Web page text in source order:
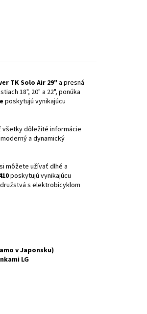
TK Solo Air 29"a presná
18", 20" a 22", ponúka
poskytujú vynikajúcu
všetky dôležité informácie
moderný a dynamický
si môžete užívať dlhé a
poskytujú vynikajúcu
s elektrobicyklom
v Japonsku)
LG